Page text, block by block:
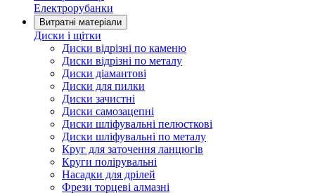
Електрорубанки
Витратні матеріали
Диски і щітки
Диски відрізні по каменю
Диски відрізні по металу
Диски діамантові
Диски для пилки
Диски зачистні
Диски самозацепні
Диски шліфувальні пелюсткові
Диски шліфувальні по металу
Круг для заточення ланцюгів
Круги полірувальні
Насадки для дрілей
Фрези торцеві алмазні